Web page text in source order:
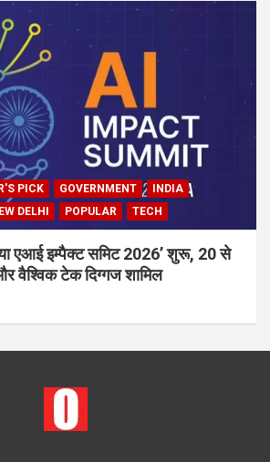
PICK GOVERNMENT
INDIA
DELHI POPULAR TECH
एआई इम्पैक्ट समिट 2026’ शुरू, 20 से
वैश्विक टेक दिग्गज शामिल